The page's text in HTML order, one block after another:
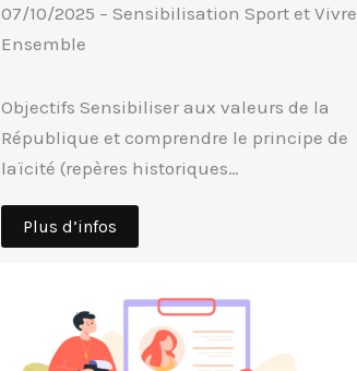
07/10/2025 – Sensibilisation Sport et Vivre
Ensemble
Objectifs Sensibiliser aux valeurs de la
République et comprendre le principe de
laïcité (repères historiques…
Plus d’infos